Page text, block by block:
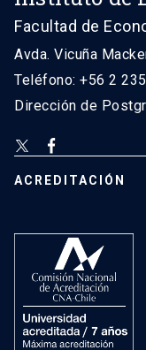
Facultad de
Avda. Vicuña
Teléfono: +56 2
Dirección de
ACREDITACIÓN